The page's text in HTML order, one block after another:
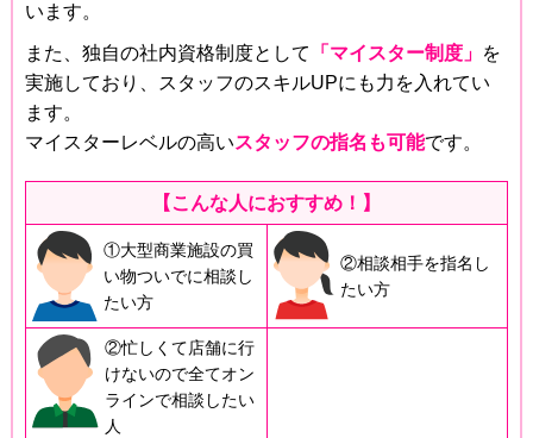
います。
また、独自の社内資格制度として 「マイスター制度」 を
実施しており、スタッフのスキルUPにも力を入れてい
ます。
マイスターレベルの高いスタッフの指名も可能です。
【こんな人におすすめ！】
①大型商業施設の買
い物ついでに相談し
たい方
②相談相手を指名し
たい方
②忙しくて店舗に行
けないので全てオン
ラインで相談したい
人